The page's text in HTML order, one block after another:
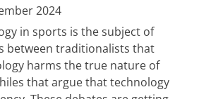
2024
in sports is the subject of
between traditionalists that
harms the true nature of
that argue that technology